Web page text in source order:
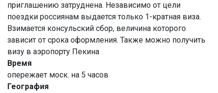
приглашению затруднена. Независимо от цели
поездки россиянам выдается только 1-кратная виза.
Взимается консульский сбор, величина которого
зависит от срока оформления. Также можно получить
визу в аэропорту Пекина
Время
опережает моск. на 5 часов
География